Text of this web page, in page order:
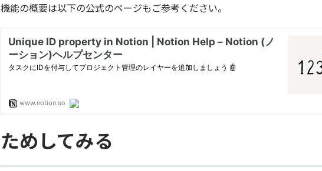
機能の概要は以下の公式のページもご参考ください。
ためしてみる